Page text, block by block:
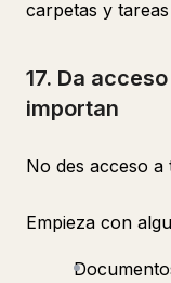
carpetas y
17. Da
importan
No des acceso a
Empieza con